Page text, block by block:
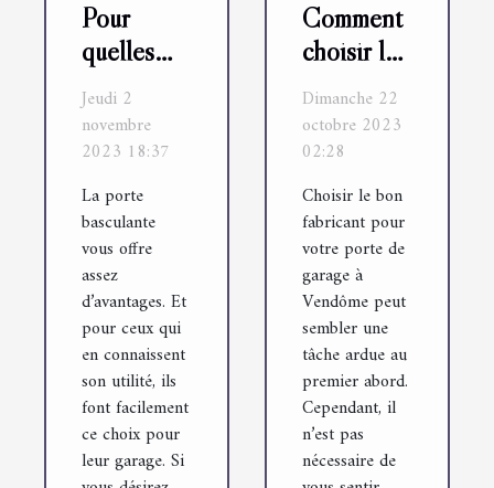
Pour
quelles
raisons
choisir
une porte
basculante
pour votre
garage ?
Jeudi 2
novembre
2023 18:37
La porte
basculante
vous offre
assez
d’avantages. Et
pour ceux qui
en connaissent
son utilité, ils
font facilement
ce choix pour
leur garage. Si
Comment
choisir le
bon
fabricant
pour votre
porte de
garage à
Vendôme
Dimanche 22
octobre 2023
02:28
Choisir le bon
fabricant pour
votre porte de
garage à
Vendôme peut
sembler une
tâche ardue au
premier abord.
Cependant, il
n’est pas
nécessaire de